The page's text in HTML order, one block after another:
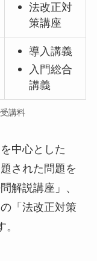
法改正対
策講座
導入講義
入門総合
講義
講料
中心とした
された問題を
解説講座」、
「法改正対策